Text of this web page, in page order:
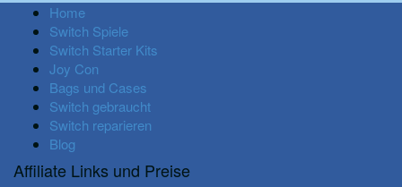
Home
Switch Spiele
Switch Starter Kits
Joy Con
Bags und Cases
Switch gebraucht
Switch reparieren
Blog
Affiliate Links und Preise